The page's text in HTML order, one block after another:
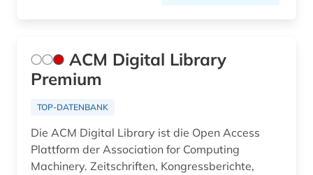
enzyklopädie (2)
eth zürich (1)
ACM Digital Library
Premium
TOP-DATENBANK
Die ACM Digital Library ist die Open Access
Plattform der Association for Computing
Machinery. Zeitschriften, Kongressberichte,